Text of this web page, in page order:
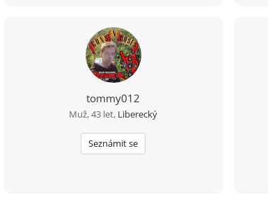
tommy012
Muž, 43 let, Liberecký
Seznámit se